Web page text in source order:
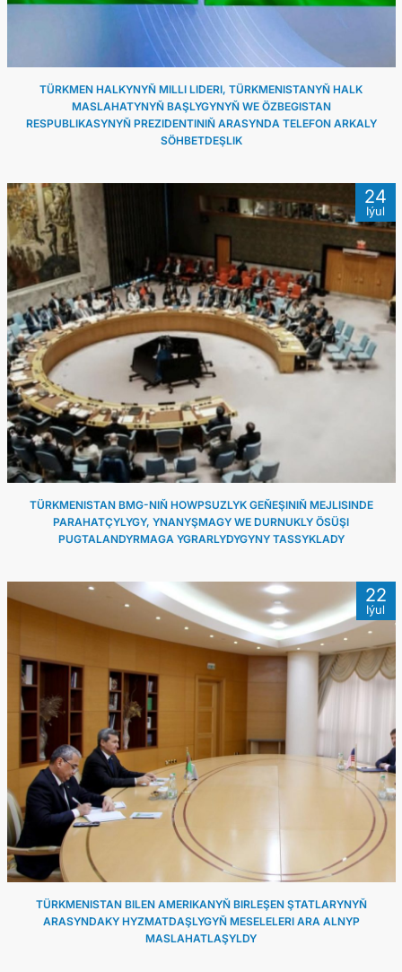
TÜRKMEN HALKYNYŇ MILLI LIDERI, TÜRKMENISTANYŇ HALK
MASLAHATYNYŇ BAŞLYGYNYŇ WE ÖZBEGISTAN
RESPUBLIKASYNYŇ PREZIDENTINIŇ ARASYNDA TELEFON ARKALY
SÖHBETDEŞLIK
24
Iýul
TÜRKMENISTAN BMG-NIŇ HOWPSUZLYK GEŇEŞINIŇ MEJLISINDE
PARAHATÇYLYGY, YNANYŞMAGY WE DURNUKLY ÖSÜŞI
PUGTALANDYRMAGA YGRARLYDYGYNY TASSYKLADY
22
Iýul
TÜRKMENISTAN BILEN AMERIKANYŇ BIRLEŞEN ŞTATLARYNYŇ
ARASYNDAKY HYZMATDAŞLYGYŇ MESELELERI ARA ALNYP
MASLAHATLAŞYLDY